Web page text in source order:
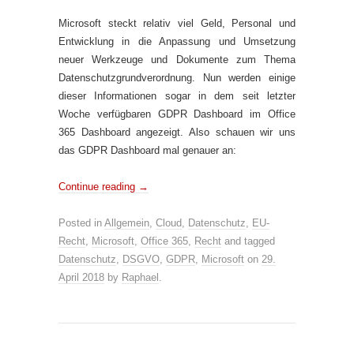
Microsoft steckt relativ viel Geld, Personal und
Entwicklung in die Anpassung und Umsetzung
neuer Werkzeuge und Dokumente zum Thema
Datenschutzgrundverordnung. Nun werden einige
dieser Informationen sogar in dem seit letzter
Woche verfügbaren GDPR Dashboard im Office
365 Dashboard angezeigt. Also schauen wir uns
das GDPR Dashboard mal genauer an:
Continue reading →
Posted in Allgemein, Cloud, Datenschutz, EU-
Recht, Microsoft, Office 365, Recht and tagged
Datenschutz, DSGVO, GDPR, Microsoft on 29.
April 2018 by Raphael .